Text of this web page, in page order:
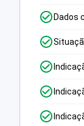
Dados